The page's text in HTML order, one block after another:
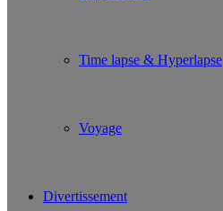
Time lapse & Hyperlapse
Voyage
Divertissement